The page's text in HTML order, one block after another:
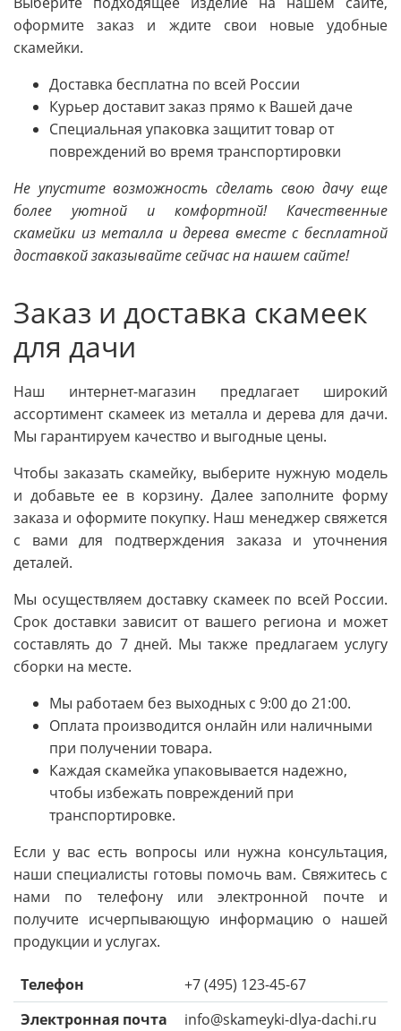
оформите заказ и ждите свои новые удобные
скамейки.
Доставка бесплатна по всей России
Курьер доставит заказ прямо к Вашей даче
Специальная упаковка защитит товар от
повреждений во время транспортировки
Не упустите возможность сделать свою дачу еще
более уютной и комфортной! Качественные
скамейки из металла и дерева вместе с бесплатной
доставкой заказывайте сейчас на нашем сайте!
Заказ и доставка скамеек
для дачи
Наш интернет-магазин предлагает широкий
ассортимент скамеек из металла и дерева для дачи.
Мы гарантируем качество и выгодные цены.
Чтобы заказать скамейку, выберите нужную модель
и добавьте ее в корзину. Далее заполните форму
заказа и оформите покупку. Наш менеджер свяжется
с вами для подтверждения заказа и уточнения
деталей.
Мы осуществляем доставку скамеек по всей России.
Срок доставки зависит от вашего региона и может
составлять до 7 дней. Мы также предлагаем услугу
сборки на месте.
Мы работаем без выходных с 9:00 до 21:00.
Оплата производится онлайн или наличными
при получении товара.
Каждая скамейка упаковывается надежно,
чтобы избежать повреждений при
транспортировке.
Если у вас есть вопросы или нужна консультация,
наши специалисты готовы помочь вам. Свяжитесь с
нами по телефону или электронной почте и
получите исчерпывающую информацию о нашей
продукции и услугах.
Телефон
+7 (495) 123-45-67
Электронная почта
info@skameyki-dlya-dachi.ru